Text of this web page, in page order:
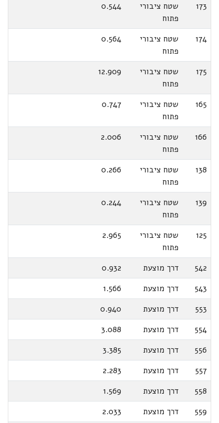
173
שטח ציבורי
פתוח
0.544
174
שטח ציבורי
פתוח
0.564
175
שטח ציבורי
פתוח
12.909
165
שטח ציבורי
פתוח
0.747
166
שטח ציבורי
פתוח
2.006
138
שטח ציבורי
פתוח
0.266
139
שטח ציבורי
פתוח
0.244
125
שטח ציבורי
פתוח
2.965
542 דרך מוצעת
0.932
543
דרך מוצעת
1.566
553
דרך מוצעת
0.940
554
דרך מוצעת
3.088
556
דרך מוצעת
3.385
557
דרך מוצעת
2.283
558
דרך מוצעת
1.569
559
דרך מוצעת 2.033